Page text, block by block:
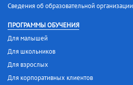
Сведения об образовательной организации
ПРОГРАММЫ ОБУЧЕНИЯ
Для малышей
Для школьников
Для взрослых
Для корпоративных клиентов